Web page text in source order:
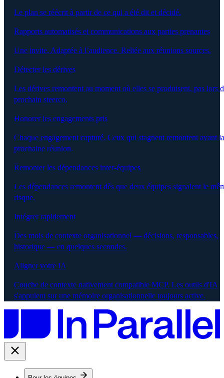
Le plan se réécrit à partir de ce qui a été dit et décidé.
Rapports automatisés et communications aux parties prenantes
Une invite. Adaptée à l’audience. Reliée aux réunions sources.
Détecter les dérives
Les dérives remontent au moment où elles se produisent, pas lors
prochain steerco.
Honorer les engagements pris
Chaque engagement capturé. Ceux qui stagnent remontent avant la
prochaine réunion.
Remonter les dépendances inter-équipes
Les dépendances remontent dès que deux équipes signalent le
risque.
Intégrer rapidement
Des mois de contexte organisationnel — décisions, responsables,
historique — en quelques secondes.
Aligner votre IA
Couche de contexte nativement compatible MCP. Les outils d'IA
s'appuient sur une mémoire organisationnelle toujours active.